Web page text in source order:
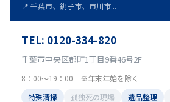
📍 千葉市、銚子市、市川市...
TEL: 0120-334-820
千葉市中央区都町1丁目9番46号2F
8：00～19：00 ※年末年始を除く
特殊清掃
孤独死の現場 遺品整理